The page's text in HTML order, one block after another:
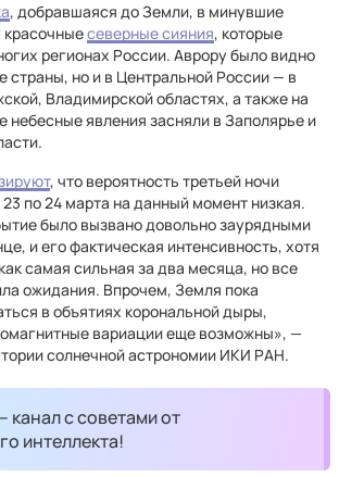
, добравшаяся до Земли, в минувшие
северные сияния, которые
регионах России. Аврору было видно
страны, но и в Центральной России — в
Владимирской областях, а также на
небесные явления засняли в Заполярье и
, что вероятность третьей ночи
по 24 марта на данный момент низкая.
было вызвано довольно заурядными
и его фактическая интенсивность, хотя
самая сильная за два месяца, но все
ожидания. Впрочем, Земля пока
в объятиях корональной дыры,
вариации еще возможны», —
солнечной астрономии ИКИ РАН.
– канал с советами от
интеллекта!